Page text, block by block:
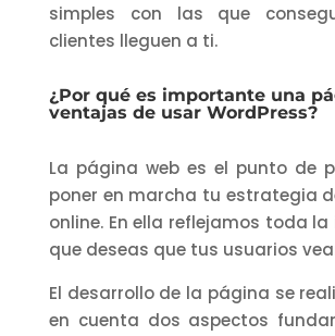
simples con las que
clientes lleguen a ti.
¿Por qué es importante una
ventajas de usar WordPress?
La página web es el punto de
poner en marcha tu estrategia
online. En ella reflejamos toda
que deseas que tus usuarios
El desarrollo de la página se
en cuenta dos aspectos